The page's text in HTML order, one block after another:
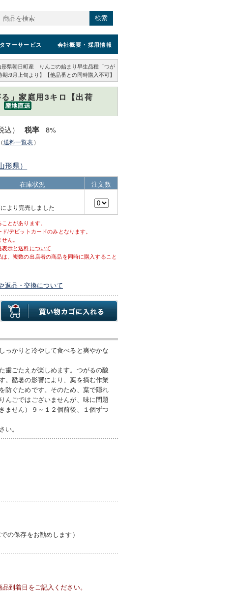
検索
マーサービス 会社概要 ・採用情報
形県朝日町産 りんごの始まり早生品種「つが
:9月上旬より】【他品番との同時購入不可】
」家庭用3キロ【出荷
） 税率 8%
（送料一覧表）
形県）
在庫状況
注文数
より完売しました
とがあります。
/デビットカードのみとなります。
ん。
示と送料について
、複数の出店者の商品を同時に購入すること
返品・交換について
っかりと冷やして食べると爽やかな
歯ごたえが楽しめます。つがるの酸
。酷暑の影響により、葉を摘む作業
防ぐためです。そのため、葉で隠れ
んごではございませんが、味に問題
ません）９～１２個前後、１個ずつ
。
の保存をお勧めします）
到着日をご記入ください。